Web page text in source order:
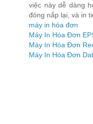
việc này dễ dàng
đóng nắp lại, và in
máy in hóa đơn
Máy In Hóa Đơn
Máy In Hóa Đơn
Máy In Hóa Đơn